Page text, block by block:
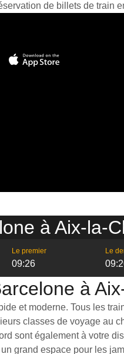
de billets de train
à Aix-la-
Le premier
09:26
Le
à
et moderne. Tous les
classes de voyage au
sont également à votre
grand espace pour les